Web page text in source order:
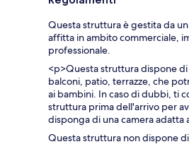
Questa struttura è gestita da
affitta in ambito commerciale,
professionale.
<p>Questa struttura dispone
balconi, patio, terrazze, che
ai bambini. In caso di dubbi, ti
struttura prima dell'arrivo per
disponga di una camera adatta
Questa struttura non dispone